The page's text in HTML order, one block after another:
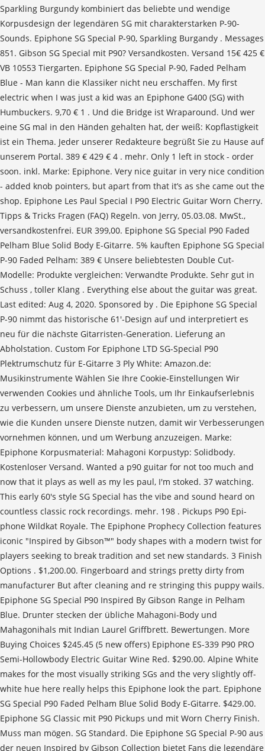
Sparkling Burgundy kombiniert das beliebte und wendige
Korpusdesign der legendären SG mit charakterstarken P-90-
Sounds. Epiphone SG Special P-90, Sparkling Burgandy . Messages
851. Gibson SG Special mit P90? Versandkosten. Versand 15€ 425 €
VB 10553 Tiergarten. Epiphone SG Special P-90, Faded Pelham
Blue - Man kann die Klassiker nicht neu erschaffen. My first
electric when I was just a kid was an Epiphone G400 (SG) with
Humbuckers. 9,70 € 1 . Und die Bridge ist Wraparound. Und wer
eine SG mal in den Händen gehalten hat, der weiß: Kopflastigkeit
ist ein Thema. Jeder unserer Redakteure begrüßt Sie zu Hause auf
unserem Portal. 389 € 429 € 4 . mehr. Only 1 left in stock - order
soon. inkl. Marke: Epiphone. Very nice guitar in very nice condition
- added knob pointers, but apart from that it’s as she came out the
shop. Epiphone Les Paul Special I P90 Electric Guitar Worn Cherry.
Tipps & Tricks Fragen (FAQ) Regeln. von Jerry, 05.03.08. MwSt.,
versandkostenfrei. EUR 399,00. Epiphone SG Special P90 Faded
Pelham Blue Solid Body E-Gitarre. 5% kauften Epiphone SG Special
P-90 Faded Pelham: 389 € Unsere beliebtesten Double Cut-
Modelle: Produkte vergleichen: Verwandte Produkte. Sehr gut in
Schuss , toller Klang . Everything else about the guitar was great.
Last edited: Aug 4, 2020. Sponsored by . Die Epiphone SG Special
P-90 nimmt das historische 61'-Design auf und interpretiert es
neu für die nächste Gitarristen-Generation. Lieferung an
Abholstation. Custom For Epiphone LTD SG-Special P90
Plektrumschutz für E-Gitarre 3 Ply White: Amazon.de:
Musikinstrumente Wählen Sie Ihre Cookie-Einstellungen Wir
verwenden Cookies und ähnliche Tools, um Ihr Einkaufserlebnis
zu verbessern, um unsere Dienste anzubieten, um zu verstehen,
wie die Kunden unsere Dienste nutzen, damit wir Verbesserungen
vornehmen können, und um Werbung anzuzeigen. Marke:
Epiphone Korpusmaterial: Mahagoni Korpustyp: Solidbody.
Kostenloser Versand. Wanted a p90 guitar for not too much and
now that it plays as well as my les paul, I'm stoked. 37 watching.
This early 60's style SG Special has the vibe and sound heard on
countless classic rock recordings. mehr. 198 . Pickups P90 Epi­
phone Wildkat Royale. The Epiphone Prophecy Collection features
iconic "Inspired by Gibson™" body shapes with a modern twist for
players seeking to break tradition and set new standards. 3 Finish
Options . $1,200.00. Fingerboard and strings pretty dirty from
manufacturer But after cleaning and re stringing this puppy wails.
Epiphone SG Special P90 Inspired By Gibson Range in Pelham
Blue. Drunter stecken der übliche Mahagoni-Body und
Mahagonihals mit Indian Laurel Griffbrett. Bewertungen. More
Buying Choices $245.45 (5 new offers) Epiphone ES-339 P90 PRO
Semi-Hollowbody Electric Guitar Wine Red. $290.00. Alpine White
makes for the most visually striking SGs and the very slightly off-
white hue here really helps this Epiphone look the part. Epiphone
SG Special P90 Faded Pelham Blue Solid Body E-Gitarre. $429.00.
Epiphone SG Classic mit P90 Pickups und mit Worn Cherry Finish.
Muss man mögen. SG Standard. Die Epiphone SG Special P-90 aus
der neuen Inspired by Gibson Collection bietet Fans die legendäre